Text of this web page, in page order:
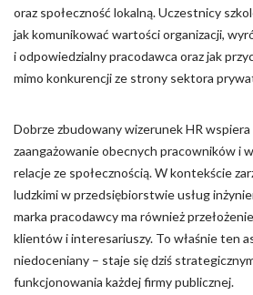
oraz społeczność lokalną. Uczestnicy
jak komunikować wartości organizacji,
i odpowiedzialny pracodawca oraz jak
mimo konkurencji ze strony sektora
Dobrze zbudowany wizerunek HR
zaangażowanie obecnych pracowników i
relacje ze społecznością. W kontekście
ludzkimi w przedsiębiorstwie usług
marka pracodawcy ma również
klientów i interesariuszy. To właśnie ten
niedoceniany – staje się dziś
funkcjonowania każdej firmy publicznej.